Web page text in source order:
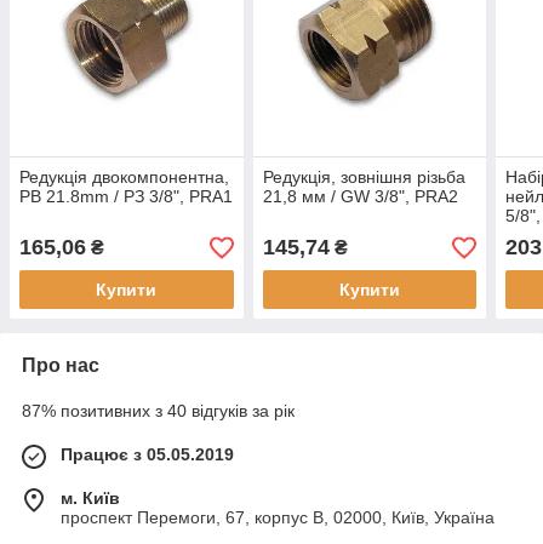
Редукція двокомпонентна,
РВ 21.8mm / РЗ 3/8", PRA1
165,06 ₴
Купити
Редукція, зовнішня різьба
21,8 мм / GW 3/8", PRA2
145,74₴
Купити
5/8",
Про нас
87% позитивних з 40 відгуків за рік
Працює з 05.05.2019
м. Київ
проспект Перемоги, 67, корпус В, 02000, Київ, Україна